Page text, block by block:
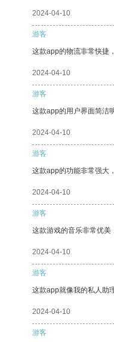
2024-04-10
游客
这款app的物流非常快捷
2024-04-10
游客
这款app的用户界面简洁
2024-04-10
游客
这款app的功能非常强大
2024-04-10
游客
这款游戏的音乐非常优美
2024-04-10
游客
这款app就像我的私人助
2024-04-10
游客